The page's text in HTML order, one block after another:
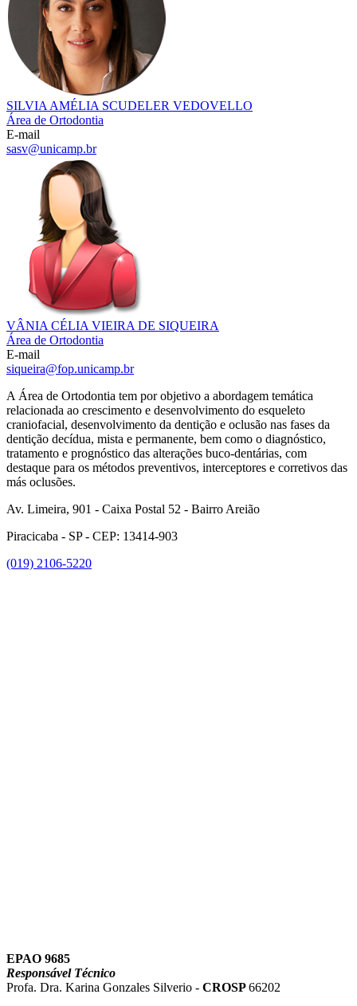
SILVIA AMÉLIA SCUDELER VEDOVELLO
Área de Ortodontia
E-mail
sasv@unicamp.br
VÂNIA CÉLIA VIEIRA DE SIQUEIRA
Área de Ortodontia
E-mail
siqueira@fop.unicamp.br
A Área de Ortodontia tem por objetivo a abordagem temática
relacionada ao crescimento e desenvolvimento do esqueleto
craniofacial, desenvolvimento da dentição e oclusão nas fases da
dentição decídua, mista e permanente, bem como o diagnóstico,
tratamento e prognóstico das alterações buco-dentárias, com
destaque para os métodos preventivos, interceptores e corretivos das
más oclusões.
Av. Limeira, 901 - Caixa Postal 52 - Bairro Areião
Piracicaba - SP - CEP: 13414-903
(019) 2106-5220
EPAO 9685
Responsável Técnico
Profa. Dra. Karina Gonzales Silverio - CROSP66202